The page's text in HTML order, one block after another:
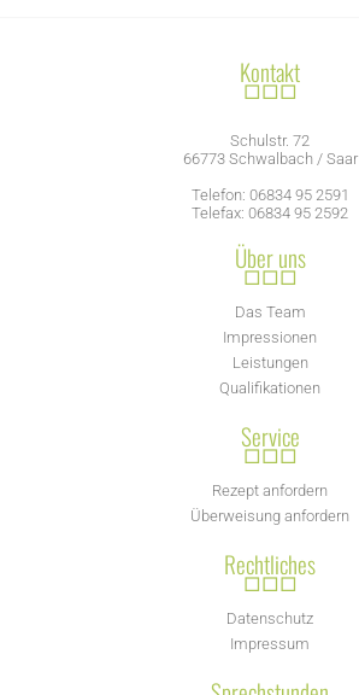
Kontakt
□□□
Schulstr. 72
66773 Schwalbach / Saar
Telefon: 06834 95 2591
Telefax: 06834 95 2592
Über uns
□□□
Das Team
Impressionen
Leistungen
Qualifikationen
Service
□□□
Rezept anfordern
Überweisung anfordern
Rechtliches
□□□
Datenschutz
Impressum